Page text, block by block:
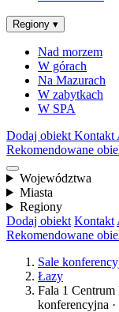
Regiony ▾
Nad morzem
W górach
Na Mazurach
W zabytkach
W SPA
Dodaj obiekt Kontakt
Rekomendowane
Województwa
Miasta
Regiony
Dodaj obiekt Kontakt
Rekomendowane
Sale
Łazy
Fala 1 Centrum
konferencyjna